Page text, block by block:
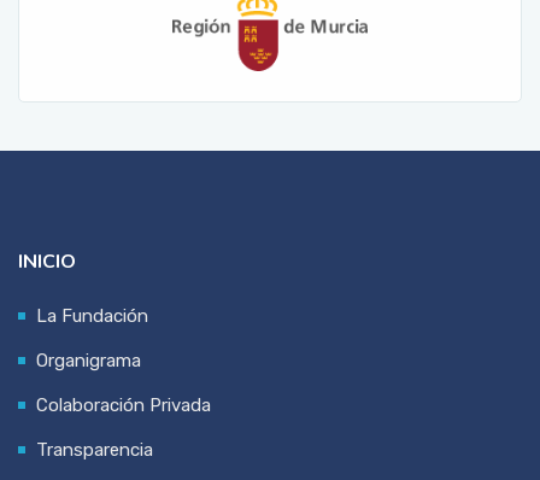
INICIO
La Fundación
Organigrama
Colaboración Privada
Transparencia